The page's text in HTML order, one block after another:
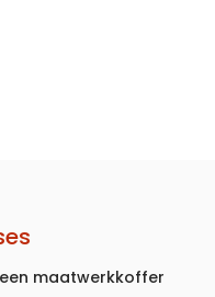
maatwerkkoffer